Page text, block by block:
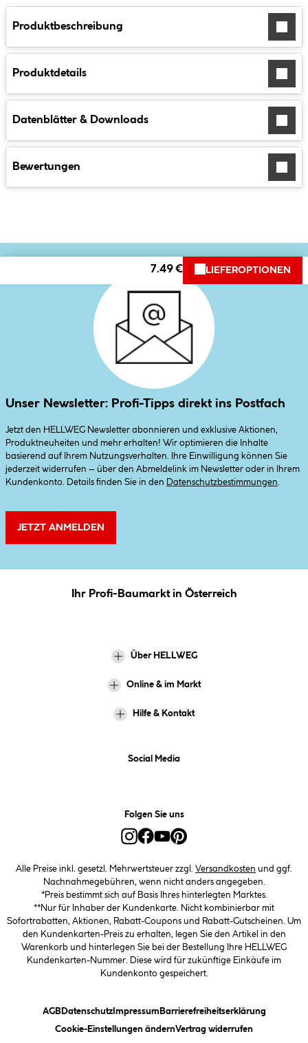
Produktbeschreibung
Produktdetails
Datenblätter & Downloads
Bewertungen
7.49 € LIEFEROPTIONEN
Unser Newsletter: Profi-Tipps direkt ins Postfach
Jetzt den HELLWEG Newsletter abonnieren und exklusive Aktionen,
Produktneuheiten und mehr erhalten! Wir optimieren die Inhalte
basierend auf Ihrem Nutzungsverhalten. Ihre Einwilligung können Sie
jederzeit widerrufen – über den Abmeldelink im Newsletter oder in Ihrem
Kundenkonto. Details finden Sie in den
Datenschutzbestimmungen
JETZT ANMELDEN
Ihr Profi-Baumarkt in Österreich
Über HELLWEG
Online & im Markt
Hilfe & Kontakt
Social Media
Folgen Sie uns
Alle Preise inkl. gesetzl. Mehrwertsteuer zzgl. Versandkosten und ggf.
Nachnahmegebühren, wenn nicht anders angegeben.
*Preis bestimmt sich auf Basis Ihres hinterlegten Marktes.
**Nur für Inhaber der Kundenkarte. Nicht kombinierbar mit
Sofortrabatten, Aktionen, Rabatt-Coupons und Rabatt-Gutscheinen. Um
den Kundenkarten-Preis zu erhalten, legen Sie den Artikel in den
Warenkorb und hinterlegen Sie bei der Bestellung Ihre HELLWEG
Kundenkarten-Nummer. Diese wird für zukünftige Einkäufe im
Kundenkonto gespeichert.
AGB(öffnet ein Dialogfeld)
Datenschutz(öffnet ein Dialogfeld)
Impressum(öffnet ein Dialogfeld)
Barrierefreiheitserklärung(öffnet
Cookie-Einstellungen ändern(öffnet ein Dialogfeld)
Vertrag widerrufen